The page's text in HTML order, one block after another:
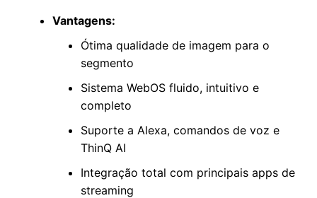
Vantagens:
Ótima qualidade de imagem para o
segmento
Sistema WebOS fluido, intuitivo e
completo
Suporte a Alexa, comandos de voz e
ThinQ AI
Integração total com principais apps de
streaming